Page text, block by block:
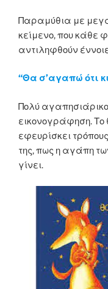
Παραμύθια με
κείμενο, που κάθε
αντιληφθούν
“Θα σ’αγαπώ ότι
Πολύ
εικονογράφηση. Το
εφευρίσκει
της, πως η αγάπη
γίνει.